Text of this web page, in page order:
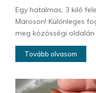
Egy hatalmas, 3 kiló
Maroson! Különleges
meg közösségi oldalán
Tovább olvasom